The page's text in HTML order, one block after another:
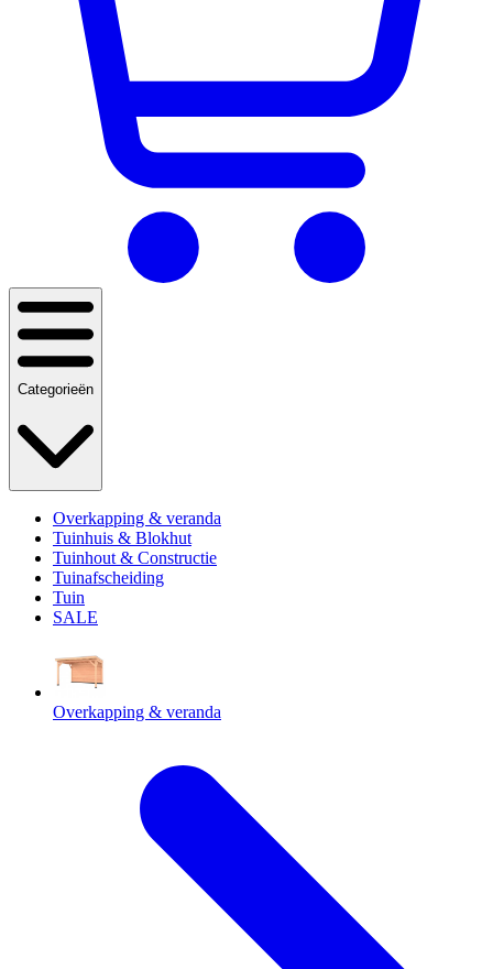
Categorieën
Overkapping & veranda
Tuinhuis & Blokhut
Tuinhout & Constructie
Tuinafscheiding
Tuin
SALE
Overkapping & veranda